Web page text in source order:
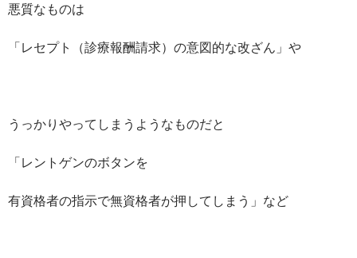
悪質なものは
「レセプト（診療報酬請求）の意図的な改ざん」や
うっかりやってしまうようなものだと
「レントゲンのボタンを
有資格者の指示で無資格者が押してしまう」など